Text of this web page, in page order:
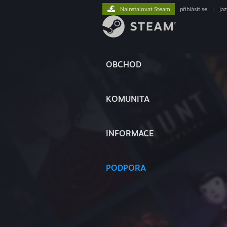
OBCHOD
KOMUNITA
INFORMACE
PODPORA
Nainstalovat Steam přihlásit se